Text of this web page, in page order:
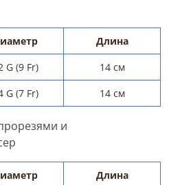
Длина
G (9 Fr)
14 см
G (7 Fr) 14 см
и
Длина